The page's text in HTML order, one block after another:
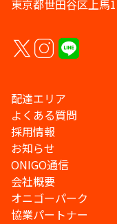
東京都世田谷区上馬
配達エリア
よくある質問
採用情報
お知らせ
ONIGO通信
会社概要
オニゴーパーク
協業パートナー